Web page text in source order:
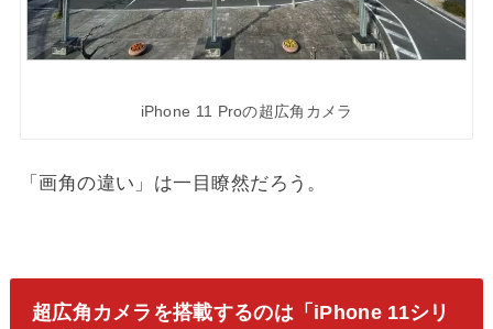
iPhone 11 Proの超広角カメラ
「画角の違い」は一目瞭然だろう。
超広角カメラを搭載するのは「iPhone 11シリ